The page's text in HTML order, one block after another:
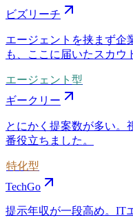
ビズリーチ
エージェントを挟まず企
も、ここに届いたスカウ
エージェント型
ギークリー
とにかく提案数が多い。
番役立ちました。
特化型
TechGo
提示年収が一段高め。IT